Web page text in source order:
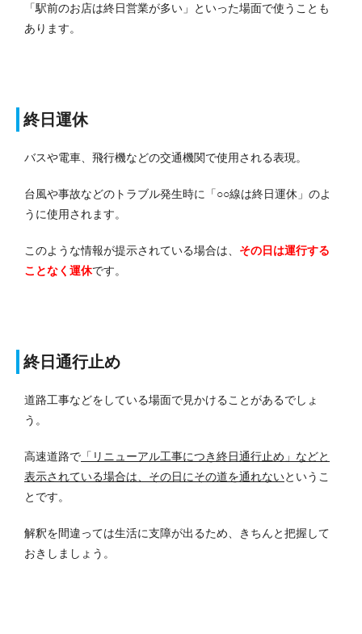
「駅前のお店は終日営業が多い」といった場面で使うことも
あります。
終日運休
バスや電車、飛行機などの交通機関で使用される表現。
台風や事故などのトラブル発生時に「○○線は終日運休」のよ
うに使用されます。
このような情報が提示されている場合は、 その日は運行する
ことなく運休です。
終日通行止め
道路工事などをしている場面で見かけることがあるでしょ
う。
高速道路で 「リニューアル工事につき終日通行止め」などと
表示されている場合は、その日にその道を通れないというこ
とです。
解釈を間違っては生活に支障が出るため、きちんと把握して
おきしましょう。